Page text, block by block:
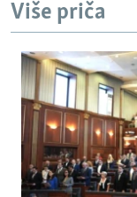
Više priča